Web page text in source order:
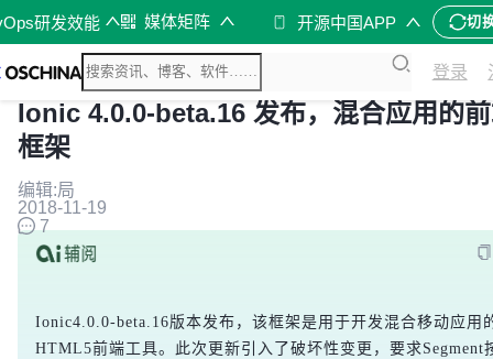
研发效能 媒体矩阵 开源中国APP 切
登录
Ionic 4.0.0-beta.16 发布，混合应用的
框架
编辑:局
2018-11-19
7
Ionic4.0.0-beta.16版本发布，该框架是用于开发混合移动应用
HTML5前端工具。此次更新引入了破坏性变更，要求Segment